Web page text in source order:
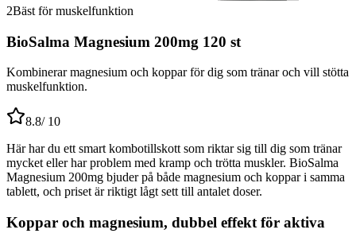
2Bäst för muskelfunktion
BioSalma Magnesium 200mg 120 st
Kombinerar magnesium och koppar för dig som tränar och vill stötta
muskelfunktion.
8.8/ 10
Här har du ett smart kombotillskott som riktar sig till dig som tränar
mycket eller har problem med kramp och trötta muskler. BioSalma
Magnesium 200mg bjuder på både magnesium och koppar i samma
tablett, och priset är riktigt lågt sett till antalet doser.
Koppar och magnesium, dubbel effekt för aktiva